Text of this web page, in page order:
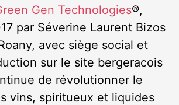
Gen Technologies®,
par Séverine Laurent Bizos
avec siège social et
sur le site bergeracois
de révolutionner le
vins, spiritueux et liquides